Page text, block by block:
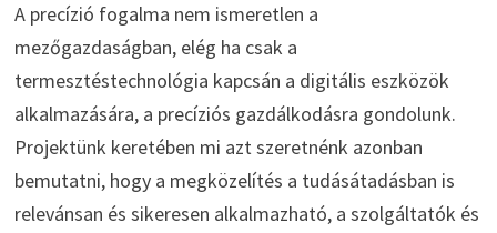
A precízió fogalma nem ismeretlen a
mezőgazdaságban, elég ha csak a
termesztéstechnológia kapcsán a digitális eszközök
alkalmazására, a precíziós gazdálkodásra gondolunk.
Projektünk keretében mi azt szeretnénk azonban
bemutatni, hogy a megközelítés a tudásátadásban is
relevánsan és sikeresen alkalmazható, a szolgáltatók és